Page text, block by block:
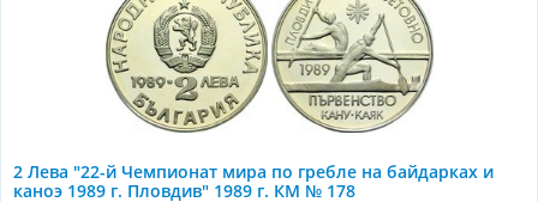
2 Лева "22-й Чемпионат мира по гребле на байдарках и
каноэ 1989 г. Пловдив" 1989 г. КМ № 178